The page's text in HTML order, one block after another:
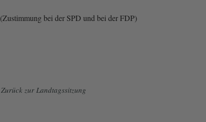
(Zustimmung bei der SPD und bei der FDP)
Zurück zur Landtagssitzung